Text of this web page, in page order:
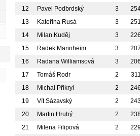
12
Pavel Podbrdský 3
13
Kateřina Rusá 3
14
Milan Kuděj 3
15
Radek Mannheim 3
16
Radana Williamsová 3
17
Tomáš Rodr 2
18
Michal Přikryl 2
19
Vít Sázavský 2
20
Martin Hrubý 2
21
Milena Filipová 2